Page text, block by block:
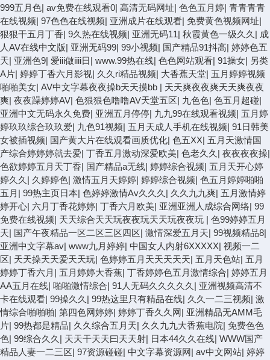
999五月色| av免费在线观看0| 高清无码网址| 色色五月婷| 青青青青
在线视频| 97色色在线视频| 亚洲成片在线观看| 免费黄色视频网址|
狠狠干五月丁香| 9久热在线视频| 亚洲无码11| 秋霞黄色一级久久 | 成
人AV在线中文版| 亚洲无码99| 99小视频| 国产精品91抖高| 婷婷色五
天| 亚洲色9| 爱iii做iiii日| www.99热在线| 色色网站观看| 91操女| 另类
A片| 婷婷丁香六月影视| 久久ri精品视频| 大香蕉天堂| 五月婷婷视频
啪啪美女| AV中文字幕夜夜操b天天摸bb | 天天爽夜夜爽天天爽夜夜
爽| 夜夜躁婷婷AV| 色狠狠色噜噜AV天堂五区| 九色色| 色五月超碰|
亚洲中文无码永久免费| 亚洲五月停停| 九九99在线观看视频| 五月婷
婷玖玖综合玖玖爱| 九色91视频| 五月天成人手机在线视频| 91日韩美
女被插视频| 国产黄大片在线观看画质优化| 色五XX| 五月天激情国
产综合婷婷婷就去爱| 丁香五月激动深爱欧美| 色老久久 | 夜夜夜夜操|
色欲婷婷五月天丁香| 国产精品a无线| 婷婷综合视频| 五月天开心婷
婷久久 | 久婷婷色| 激情五月天婷婷| 婷婷综合视频| 色五月婷婷啪啪
五月 | 99热主页日本| 色婷婷激情Av久久久 | 久久九九爽| 五月激情婷
婷开心| 六月丁香花婷婷| 丁香六月欧美| 亚洲亚洲人成综合网络| 99
免费在线视频| 天天综合天天玩夜夜玩天天玩夜夜玩 | 色99婷婷五月
天| 国产午夜精品一区二区三区四区| 激情深爱五月天| 99视频精品8|
亚洲中文字幕av| www九月婷婷| 中国女人内射6XXXXX| 视频一二
区| 天天操天天爱天天玩| 色婷婷五月天天天天天| 五月天色站| 五月
婷婷丁香六月 | 五月婷婷大香蕉| 丁香婷婷色五月激情综合| 婷婷五月
AA五月在线| 啪啪激情综合| 91人无码久久久久久 | 亚洲视频高清不
卡在线观看| 99操久久 | 99热这里只有精品在线| 久久一二三视频| 激
情综合啪啪啪| 第四色网婷婷| 婷婷丁香久久网| 亚洲精品无AMM毛
片| 99热都是精品| 久久综合五月天| 久久九九大香蕉电院| 免费色色
色| 99综合久久 | 天天干天天曰天天射| 日本44久久在线| WWW国产
精品人妻一二三区| 97资源碰碰| 中文字幕资源网| av中文网站| 婷婷